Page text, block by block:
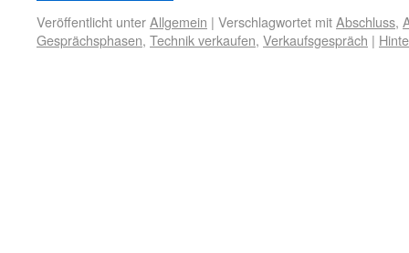
Veröffentlicht unterAllgemein | Verschlagwortet mitAbschluss,
Gesprächsphasen, Technik verkaufen, Verkaufsgespräch |